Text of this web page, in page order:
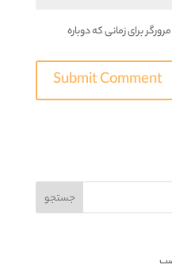
برای زمانی که دوباره